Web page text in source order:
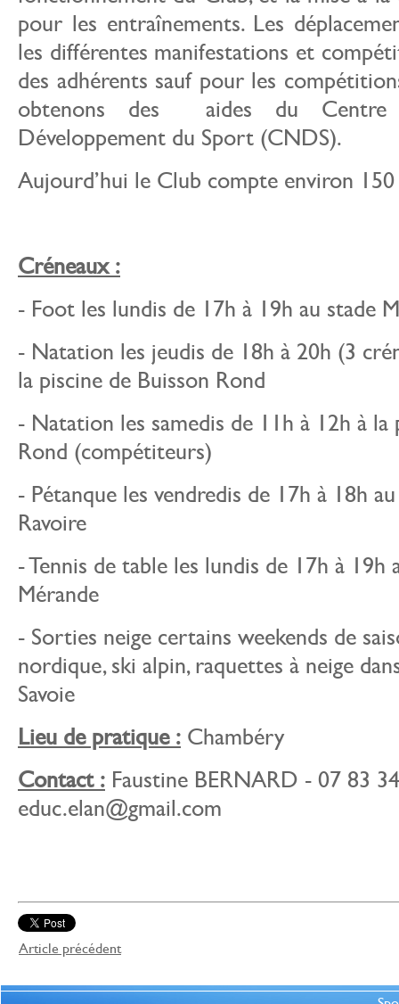
pour les entraînements. Les
les différentes manifestations et
des adhérents sauf pour les
obtenons des aides du
Développement du Sport (CNDS).
Aujourd’hui le Club compte environ
Créneaux :
- Foot les lundis de 17h à 19h au stade
- Natation les jeudis de 18h à 20h (3
la piscine de Buisson Rond
- Natation les samedis de 11h à 12h à la
Rond (compétiteurs)
- Pétanque les vendredis de 17h à 18h
Ravoire
- Tennis de table les lundis de 17h à 19h
Mérande
- Sorties neige certains weekends de
nordique, ski alpin, raquettes à neige
Savoie
Lieu de pratique : Chambéry
Contact : Faustine BERNARD - 07 83
educ.elan@gmail.com
Article précédent